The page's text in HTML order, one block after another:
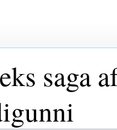
saga